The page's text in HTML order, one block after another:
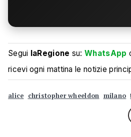
Segui laRegione su:WhatsApp
ricevi ogni mattina le notizie
alice christopher wheeldon milano